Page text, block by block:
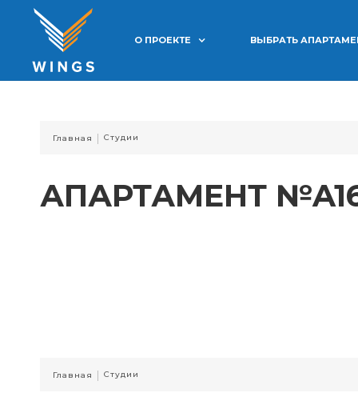
О ПРОЕКТЕ ВЫБРАТЬ
Главная | Студии
АПАРТАМЕНТ
Главная | Студии